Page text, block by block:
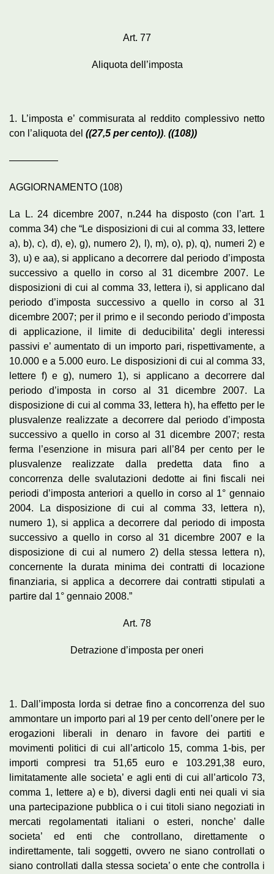
Art. 77
Aliquota dell’imposta
1. L’imposta e’ commisurata al reddito complessivo netto
con l’aliquota del ((27,5 per cento)). ((108))
—————
AGGIORNAMENTO (108)
La L. 24 dicembre 2007, n.244 ha disposto (con l’art. 1
comma 34) che “Le disposizioni di cui al comma 33, lettere
a), b), c), d), e), g), numero 2), l), m), o), p), q), numeri 2) e
3), u) e aa), si applicano a decorrere dal periodo d’imposta
successivo a quello in corso al 31 dicembre 2007. Le
disposizioni di cui al comma 33, lettera i), si applicano dal
periodo d’imposta successivo a quello in corso al 31
dicembre 2007; per il primo e il secondo periodo d’imposta
di applicazione, il limite di deducibilita’ degli interessi
passivi e’ aumentato di un importo pari, rispettivamente, a
10.000 e a 5.000 euro. Le disposizioni di cui al comma 33,
lettere f) e g), numero 1), si applicano a decorrere dal
periodo d’imposta in corso al 31 dicembre 2007. La
disposizione di cui al comma 33, lettera h), ha effetto per le
plusvalenze realizzate a decorrere dal periodo d’imposta
successivo a quello in corso al 31 dicembre 2007; resta
ferma l’esenzione in misura pari all’84 per cento per le
plusvalenze realizzate dalla predetta data fino a
concorrenza delle svalutazioni dedotte ai fini fiscali nei
periodi d’imposta anteriori a quello in corso al 1° gennaio
2004. La disposizione di cui al comma 33, lettera n),
numero 1), si applica a decorrere dal periodo di imposta
successivo a quello in corso al 31 dicembre 2007 e la
disposizione di cui al numero 2) della stessa lettera n),
concernente la durata minima dei contratti di locazione
finanziaria, si applica a decorrere dai contratti stipulati a
partire dal 1° gennaio 2008.”
Art. 78
Detrazione d’imposta per oneri
1. Dall’imposta lorda si detrae fino a concorrenza del suo
ammontare un importo pari al 19 per cento dell’onere per le
erogazioni liberali in denaro in favore dei partiti e
movimenti politici di cui all’articolo 15, comma 1-bis, per
importi compresi tra 51,65 euro e 103.291,38 euro,
limitatamente alle societa’ e agli enti di cui all’articolo 73,
comma 1, lettere a) e b), diversi dagli enti nei quali vi sia
una partecipazione pubblica o i cui titoli siano negoziati in
mercati regolamentati italiani o esteri, nonche’ dalle
societa’ ed enti che controllano, direttamente o
indirettamente, tali soggetti, ovvero ne siano controllati o
siano controllati dalla stessa societa’ o ente che controlla i